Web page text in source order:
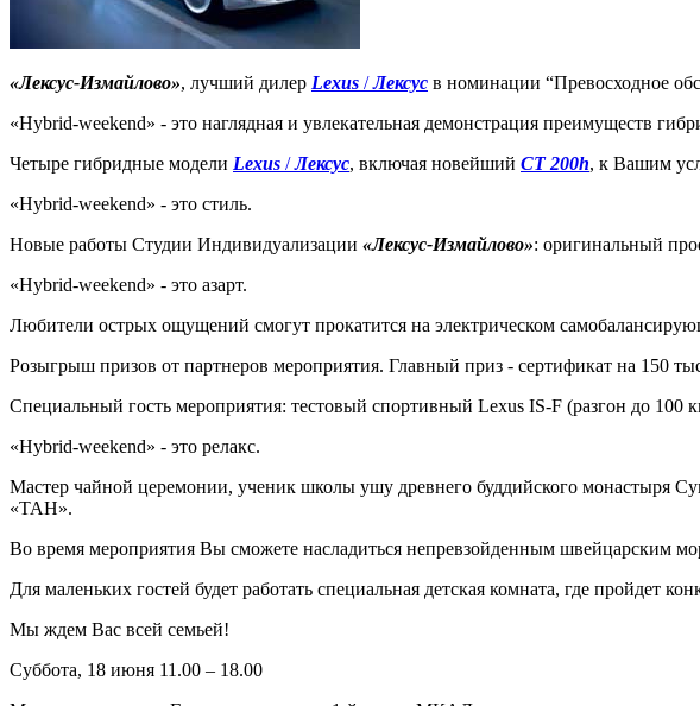
«Лексус-Измайлово», лучший дилер Lexus /Лексус в номинации “Превосходное
«Hybrid-weekend» - это наглядная и увлекательная демонстрация преимуществ
Четыре гибридные модели Lexus /Лексус, включая новейший CT 200h, к Вашим
«Hybrid-weekend» - это стиль.
Новые работы Студии Индивидуализации «Лексус-Измайлово»: оригинальный
«Hybrid-weekend» - это азарт.
Любители острых ощущений смогут прокатится на электрическом
Розыгрыш призов от партнеров мероприятия. Главный приз - сертификат на 150
Специальный гость мероприятия: тестовый спортивный Lexus IS-F (разгон до 100
«Hybrid-weekend» - это релакс.
Мастер чайной церемонии, ученик школы ушу древнего буддийского монастыря
«ТАН».
Во время мероприятия Вы сможете насладиться непревзойденным швейцарским
Для маленьких гостей будет работать специальная детская комната, где пройдет
Мы ждем Вас всей семьей!
Суббота, 18 июня 11.00 – 18.00